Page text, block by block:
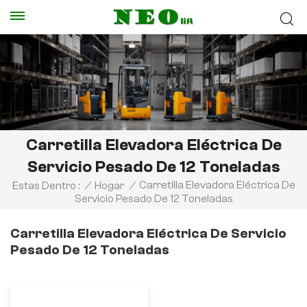
Carretilla Elevadora Eléctrica De
Servicio Pesado De 12 Toneladas
Estas Dentro : / Hogar / Carretilla Elevadora Eléctrica De
Servicio Pesado De 12 Toneladas
Carretilla Elevadora Eléctrica De Servicio
Pesado De 12 Toneladas